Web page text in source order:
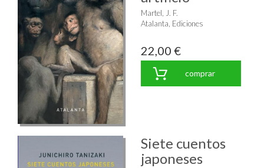
Martel, J. F.
Atalanta, Ediciones
22,00 €
comprar
Siete cuentos
japoneses